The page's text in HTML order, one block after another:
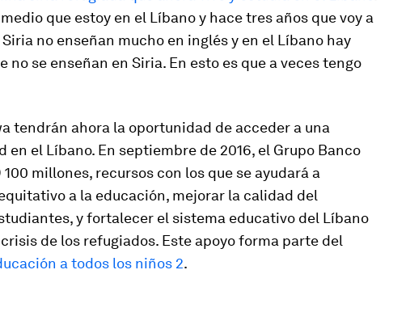
que estoy en el Líbano y hace tres años que voy a
Siria no enseñan mucho en inglés y en el Líbano hay
no se enseñan en Siria. En esto es que a veces tengo
tendrán ahora la oportunidad de acceder a una
en el Líbano. En septiembre de 2016, el Grupo Banco
millones, recursos con los que se ayudará a
a la educación, mejorar la calidad del
y fortalecer el sistema educativo del Líbano
de los refugiados. Este apoyo forma parte del
a todos los niños 2.